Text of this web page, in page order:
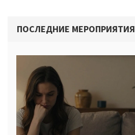
ПОСЛЕДНИЕ МЕРОПРИЯТИЯ